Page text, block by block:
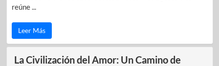
reúne ...
Leer Más
La Civilización del Amor: Un Camino de